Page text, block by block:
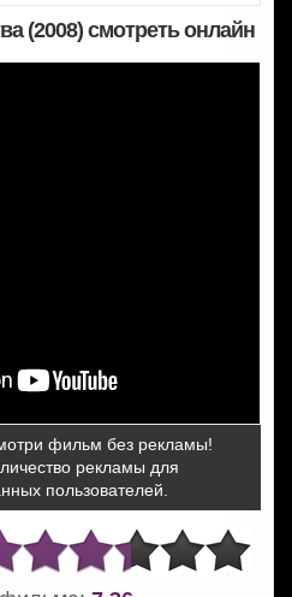
(2008) смотреть онлайн
фильм без рекламы!
рекламы для
пользователей.